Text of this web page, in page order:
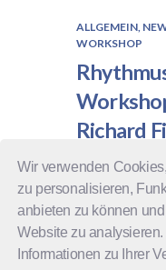
Wir verwenden
zu personalisieren,
anbieten zu können
Website zu
Informationen zu Ihrer
ALLGEMEIN
WORKSHOP
Richard
Workshop am
24.November
um 18:30 –